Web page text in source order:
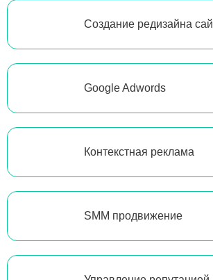
Создание редизайна
Google Adwords
Контекстная реклама
SMM продвижение